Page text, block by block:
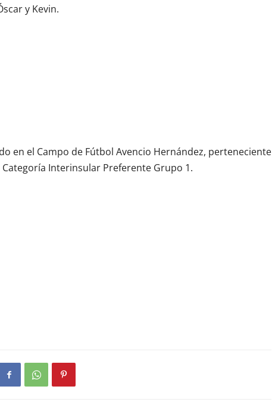
y Kevin.
en el Campo de Fútbol Avencio Hernández, perteneciente
Interinsular Preferente Grupo 1.